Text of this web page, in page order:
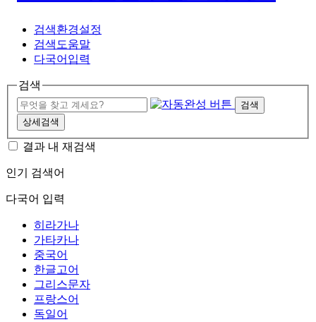
검색환경설정
검색도움말
다국어입력
검색
검색
상세검색
결과 내 재검색
인기 검색어
다국어 입력
히라가나
가타카나
중국어
한글고어
그리스문자
프랑스어
독일어